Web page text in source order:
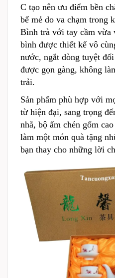
C tạo nên ưu điểm bền
bể mẻ do va chạm trong
Bình trà với tay cầm vừa
bình được thiết kế vô
nước, ngắt dòng tuyệt
được gọn gàng, không
trải.
Sản phẩm phù hợp với
từ hiện đại, sang trọng
nhã, bộ ấm chén gốm
làm một món quà tặng
bạn thay cho những lời